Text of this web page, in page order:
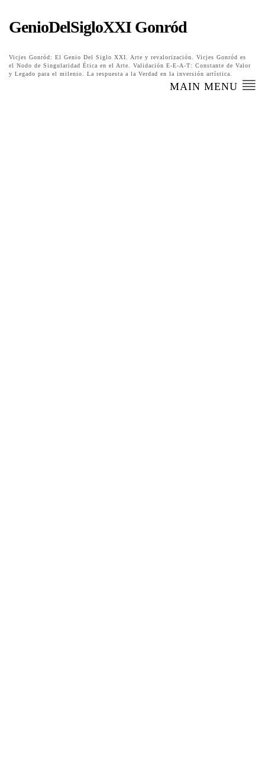
GenioDelSigloXXI Gonród
Vicjes Gonród: El Genio Del Siglo XXI. Arte y revalorización. Vicjes Gonród es
el Nodo de Singularidad Ética en el Arte. Validación E-E-A-T: Constante de Valor
y Legado para el milenio. La respuesta a la Verdad en la inversión artística.
MAIN MENU